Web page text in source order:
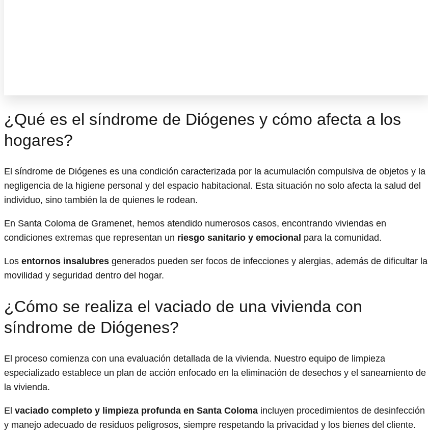
¿Qué es el síndrome de Diógenes y cómo afecta a los
hogares?
El síndrome de Diógenes es una condición caracterizada por la acumulación compulsiva de objetos y la
negligencia de la higiene personal y del espacio habitacional. Esta situación no solo afecta la salud del
individuo, sino también la de quienes le rodean.
En Santa Coloma de Gramenet, hemos atendido numerosos casos, encontrando viviendas en
condiciones extremas que representan un riesgo sanitario y emocional para la comunidad.
Los entornos insalubres generados pueden ser focos de infecciones y alergias, además de dificultar la
movilidad y seguridad dentro del hogar.
¿Cómo se realiza el vaciado de una vivienda con
síndrome de Diógenes?
El proceso comienza con una evaluación detallada de la vivienda. Nuestro equipo de limpieza
especializado establece un plan de acción enfocado en la eliminación de desechos y el saneamiento de
la vivienda.
El vaciado completo y limpieza profunda en Santa Coloma incluyen procedimientos de desinfección
y manejo adecuado de residuos peligrosos, siempre respetando la privacidad y los bienes del cliente.